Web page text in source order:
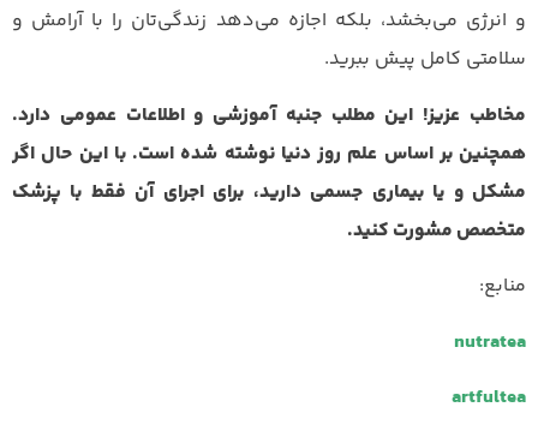
و انرژی می‌بخشد، بلکه اجازه می‌دهد زندگی‌تان را با آرامش و
سلامتی کامل پیش ببرید.
مخاطب عزیز! این مطلب جنبه آموزشی و اطلاعات عمومی دارد.
همچنین بر اساس علم روز دنیا نوشته شده است. با این حال اگر
مشکل و یا بیماری جسمی دارید، برای اجرای آن فقط با پزشک
متخصص مشورت کنید.
منابع:
nutratea
artfultea